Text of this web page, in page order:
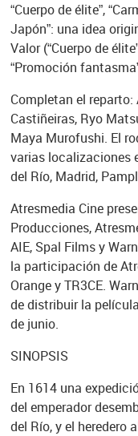
“Cuerpo de élite”,
Japón”: una idea
Valor (“Cuerpo de
“Promoción
Completan el
Castiñeiras, Ryo
Maya Murofushi. El
varias localizaciones
del Río, Madrid,
Atresmedia Cine
Producciones,
AIE, Spal Films y
la participación de
Orange y TR3CE.
de distribuir la
de junio.
SINOPSIS
En 1614 una
del emperador
del Río, y el heredero